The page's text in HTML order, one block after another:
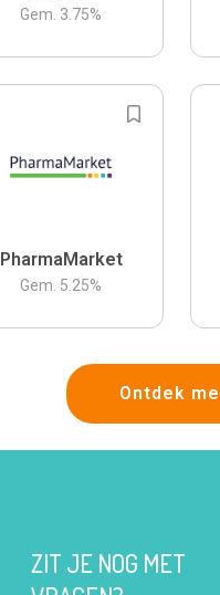
Gem. 3.75%
PharmaMarket
Gem. 5.25%
Ontdek
ZIT JE NOG MET